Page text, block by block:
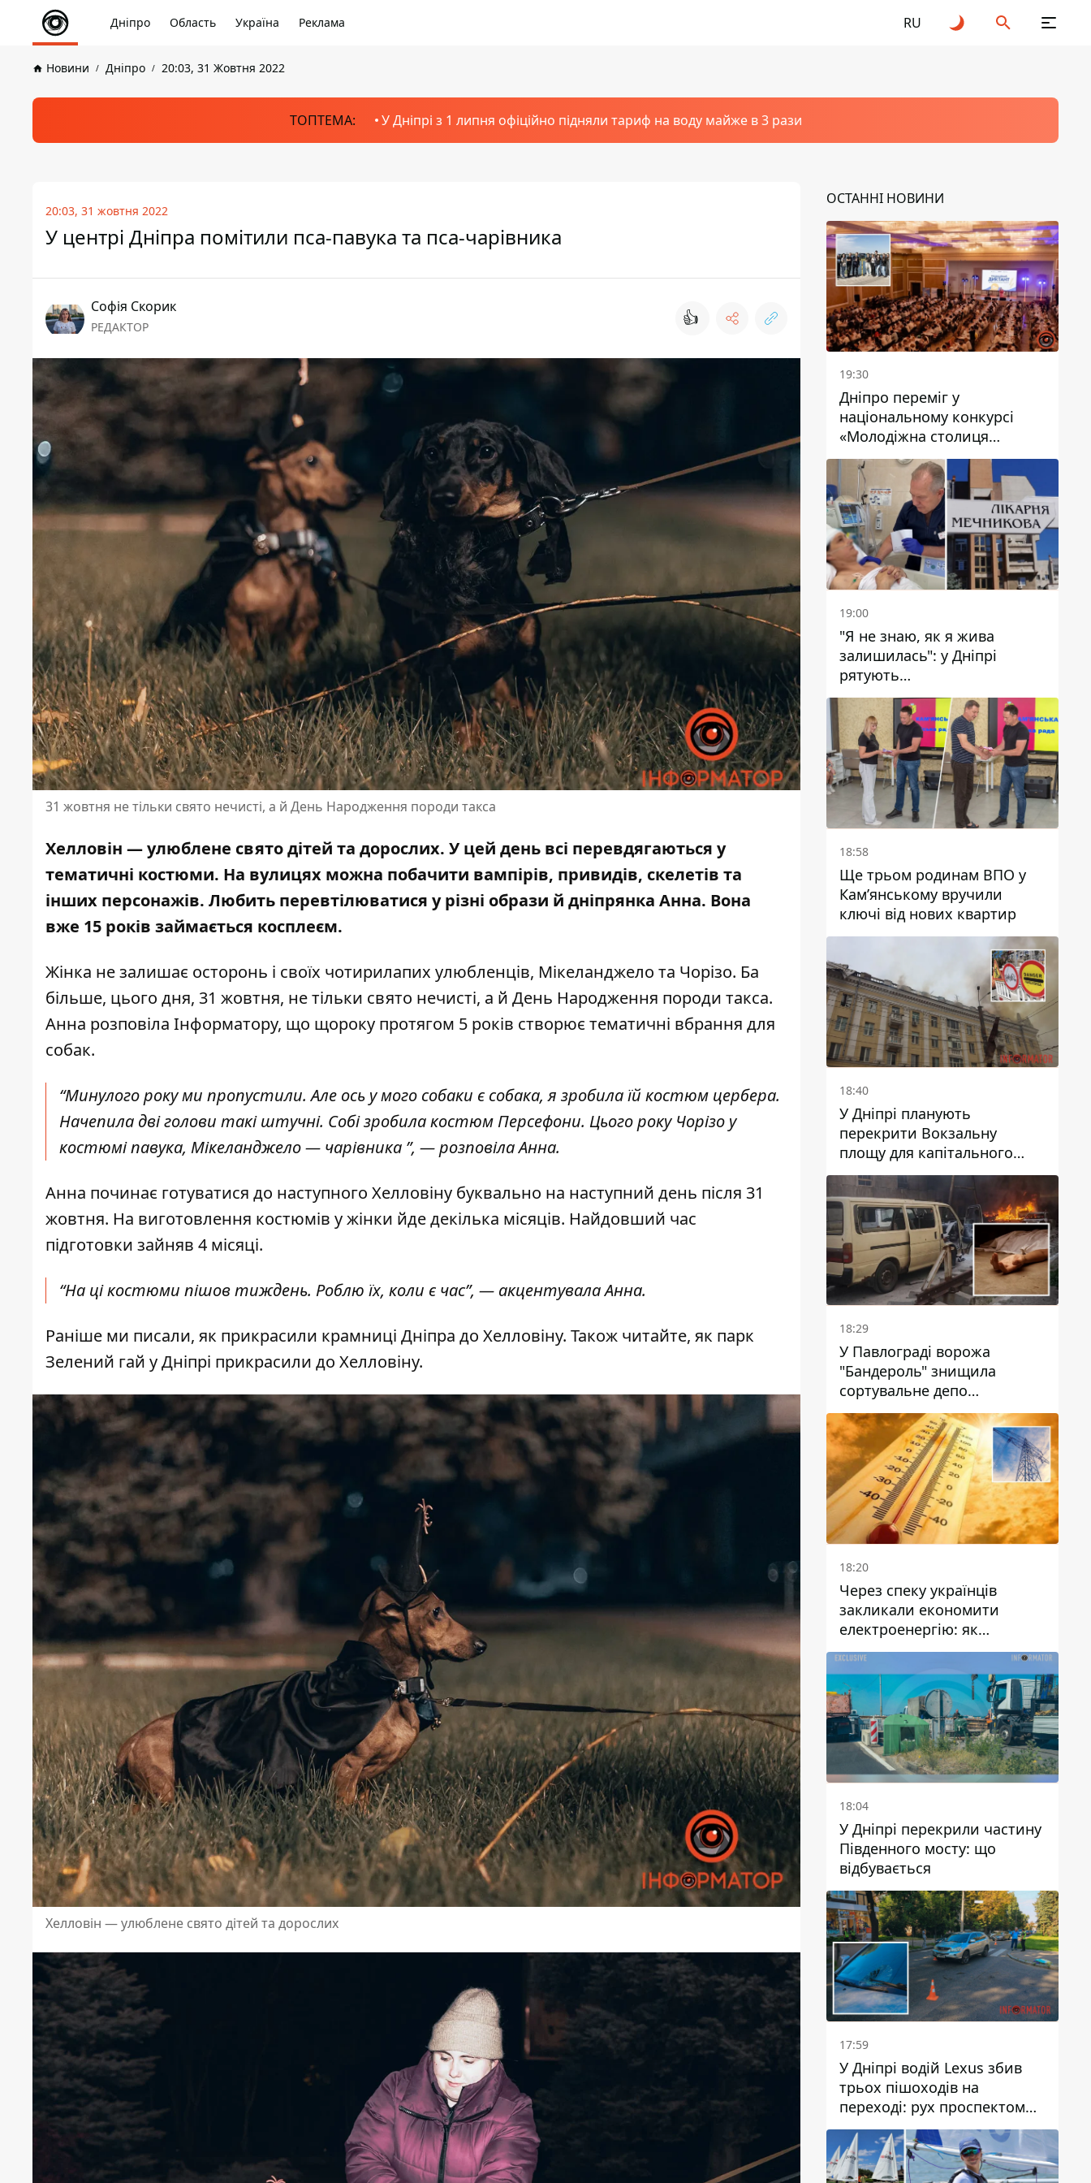
Дніпро Область Україна Реклама RU
Новини Дніпро 20:03, 31 Жовтня 2022
ТОПТЕМА: У Дніпрі з 1 липня офіційно підняли тариф на воду майже в 3 рази
20:03, 31 жовтня 2022
У центрі Дніпра помітили пса-павука та пса-чарівника
Софія Скорик
РЕДАКТОР 👍
31 жовтня не тільки свято нечисті, а й День Народження породи такса
Хелловін — улюблене свято дітей та дорослих. У цей день всі перевдягаються у
тематичні костюми. На вулицях можна побачити вампірів, привидів, скелетів та
інших персонажів. Любить перевтілюватися у різні образи й дніпрянка Анна. Вона
вже 15 років займається косплеєм.
Жінка не залишає осторонь і своїх чотирилапих улюбленців, Мікеланджело та Чорізо. Ба
більше, цього дня, 31 жовтня, не тільки свято нечисті, а й День Народження породи такса.
Анна розповіла Інформатору, що щороку протягом 5 років створює тематичні вбрання для
собак.
“Минулого року ми пропустили. Але ось у мого собаки є собака, я зробила їй костюм цербера.
Начепила дві голови такі штучні. Собі зробила костюм Персефони. Цього року Чорізо у
костюмі павука, Мікеланджело — чарівника ”, — розповіла Анна.
Анна починає готуватися до наступного Хелловіну буквально на наступний день після 31
жовтня. На виготовлення костюмів у жінки йде декілька місяців. Найдовший час
підготовки зайняв 4 місяці.
“На ці костюми пішов тиждень. Роблю їх, коли є час”, — акцентувала Анна.
Раніше ми писали, як прикрасили крамниці Дніпра до Хелловіну. Також читайте, як парк
Зелений гай у Дніпрі прикрасили до Хелловіну.
Хелловін — улюблене свято дітей та дорослих
ОСТАННІ НОВИНИ
19:30
Дніпро переміг у
національному конкурсі
«Молодіжна столиця
України – 2026»
19:00
"Я не знаю, як я жива
залишилась": у Дніпрі
рятують
військовослужбовицю та
мати чотирьох дітей, яку
поранив КАБ
18:58
Ще трьом родинам ВПО у
Кам’янському вручили
ключі від нових квартир
18:40
У Дніпрі планують
перекрити Вокзальну
площу для капітального
ремонту будинку, в який
влучила ворожа ракета: які
терміни
18:29
У Павлограді ворожа
"Бандероль" знищила
сортувальне депо
"Укрпошти" та вбила двох
працівниць
18:20
Через спеку українців
закликали економити
електроенергію: як
уникнути перевантаження
мереж
18:04
У Дніпрі перекрили частину
Південного мосту: що
відбувається
17:59
У Дніпрі водій Lexus збив
трьох пішоходів на
переході: рух проспектом
Науки ускладнений